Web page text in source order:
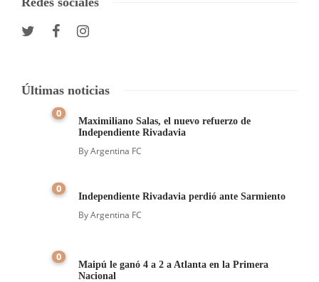
Últimas noticias
0
Maximiliano Salas, el nuevo refuerzo de
Independiente Rivadavia
ByArgentina FC
0
Independiente Rivadavia perdió ante Sarmiento
ByArgentina FC
0
Maipú le ganó 4 a 2 a Atlanta en la Primera
Nacional